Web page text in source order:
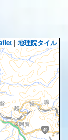
| 地理院タイル